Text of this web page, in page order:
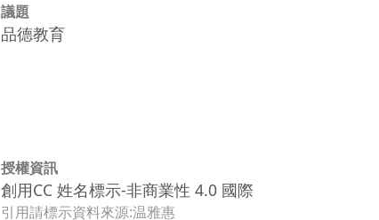
議題
品德教育
授權資訊
創用CC 姓名標示-非商業性 4.0 國際
引用請標示資料來源:温雅惠